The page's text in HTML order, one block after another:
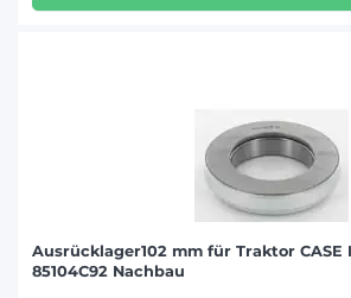
Ausrücklager102 mm für Traktor CASE
85104C92 Nachbau